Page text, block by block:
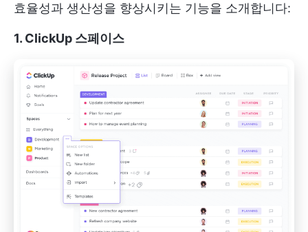
효율성과 생산성을 향상시키는 기능을 소개합니다:
1. ClickUp 스페이스